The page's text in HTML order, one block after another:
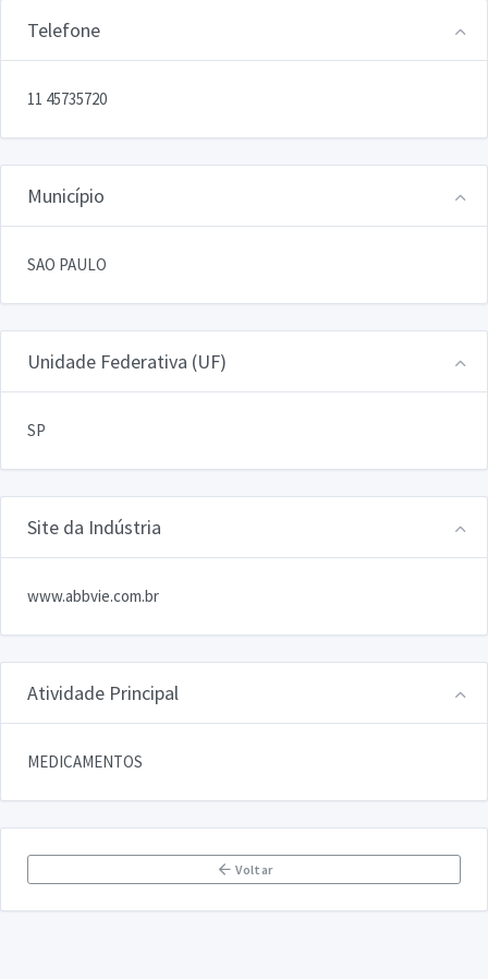
Telefone
11 45735720
Município
SAO PAULO
Unidade Federativa (UF)
SP
Site da Indústria
www.abbvie.com.br
Atividade Principal
MEDICAMENTOS
Voltar